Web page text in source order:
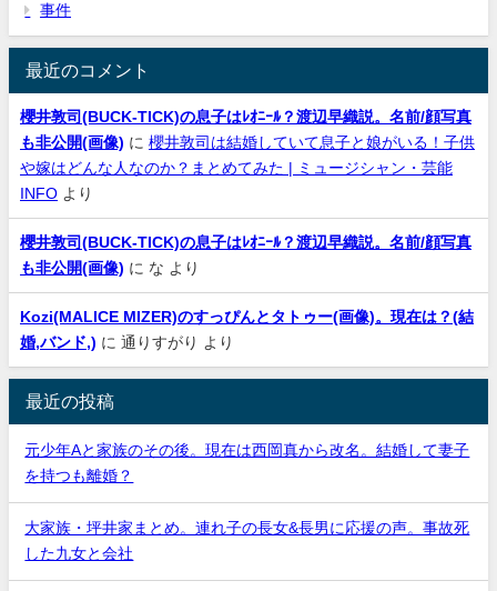
事件
最近のコメント
櫻井敦司(BUCK-TICK)の息子はﾚｵﾆｰﾙ？渡辺早織説。名前/顔写真
も非公開(画像) に 櫻井敦司は結婚していて息子と娘がいる！子供
や嫁はどんな人なのか？まとめてみた | ミュージシャン・芸能
INFO より
櫻井敦司(BUCK-TICK)の息子はﾚｵﾆｰﾙ？渡辺早織説。名前/顔写真
も非公開(画像) に な より
Kozi(MALICE MIZER)のすっぴんとタトゥー(画像)。現在は？(結
婚,バンド,) に 通りすがり より
最近の投稿
元少年Aと家族のその後。現在は西岡真から改名。結婚して妻子
を持つも離婚？
大家族・坪井家まとめ。連れ子の長女&長男に応援の声。事故死
した九女と会社